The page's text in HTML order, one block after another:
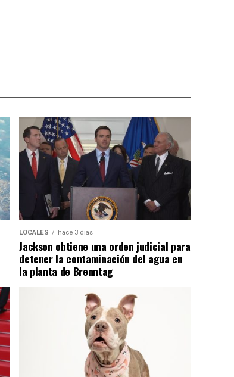
LOCALES hace 3 días
Jackson obtiene una orden judicial para
detener la contaminación del agua en
la planta de Brenntag